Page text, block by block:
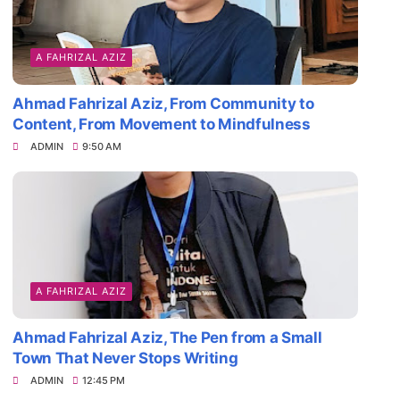
A FAHRIZAL AZIZ
Ahmad Fahrizal Aziz, From Community to
Content, From Movement to Mindfulness
ADMIN 9:50 AM
A FAHRIZAL AZIZ
Ahmad Fahrizal Aziz, The Pen from a Small
Town That Never Stops Writing
ADMIN 12:45 PM